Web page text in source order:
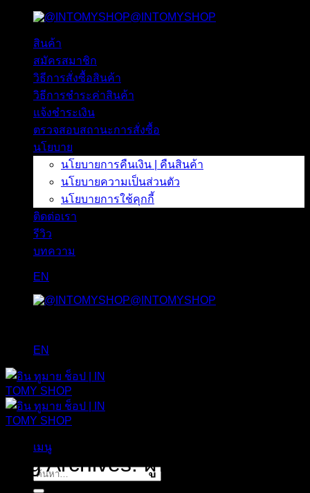
เนื้อหา
@INTOMYSHOP
สินค้า
สมัครสมาชิก
วิธีการสั่งซื้อสินค้า
วิธีการชำระค่าสินค้า
แจ้งชำระเงิน
ตรวจสอบสถานะการสั่งซื้อ
นโยบาย
นโยบายการคืนเงิน | คืนสินค้า
นโยบายความเป็นส่วนตัว
นโยบายการใช้คุกกี้
ติดต่อเรา
รีวิว
บทความ
EN
@INTOMYSHOP
EN
เมนู
ค้นหา:
Tag Archives:ผู้หญิง